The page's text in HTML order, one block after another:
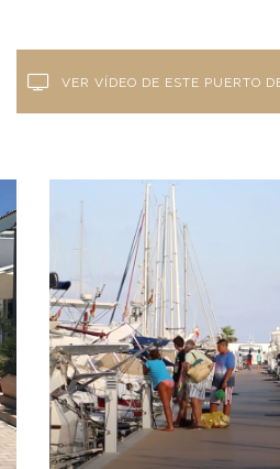
VER VÍDEO DE ESTE PUERTO